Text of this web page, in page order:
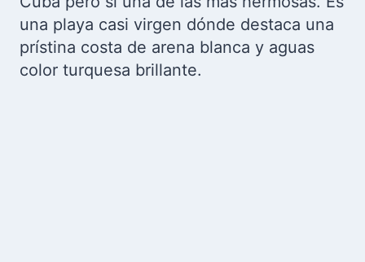
una playa casi virgen dónde destaca una
prístina costa de arena blanca y aguas
color turquesa brillante.